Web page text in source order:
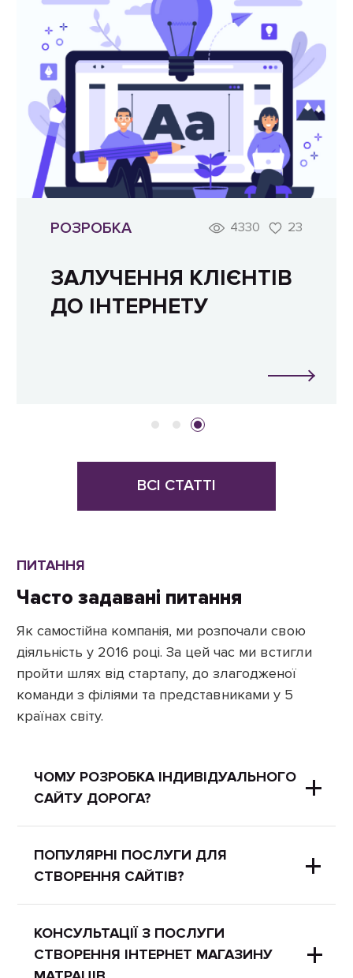
РОЗРОБКА 4330 23
ЗАЛУЧЕННЯ КЛІЄНТІВ
ДО ІНТЕРНЕТУ
ВСІ СТАТТІ
ПИТАННЯ
Часто задавані питання
Як самостійна компанія, ми розпочали свою
діяльність у 2016 році. За цей час ми встигли
пройти шлях від стартапу, до злагодженої
команди з філіями та представниками у 5
країнах світу.
ЧОМУ РОЗРОБКА ІНДИВІДУАЛЬНОГО
САЙТУ ДОРОГА?
Індивідуально розроблений сайт
зможе оптимізувати всі бізнес-
процеси клієнта і зробити
редагування сайту дуже простим і
зрозумілим. До індивідуальної
розробки Створення інтернет
ПОПУЛЯРНІ ПОСЛУГИ ДЛЯ
СТВОРЕННЯ САЙТІВ?
Найпопулярніші послуги розробки
сайтів:
КОНСУЛЬТАЦІЇ З ПОСЛУГИ
СТВОРЕННЯ ІНТЕРНЕТ МАГАЗИНУ